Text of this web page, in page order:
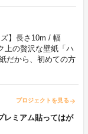
】長さ10m / 幅
上の贅沢な壁紙「ハ
だから、初めての方
プロジェクトを見る arrow_forward
レミアム貼ってはが